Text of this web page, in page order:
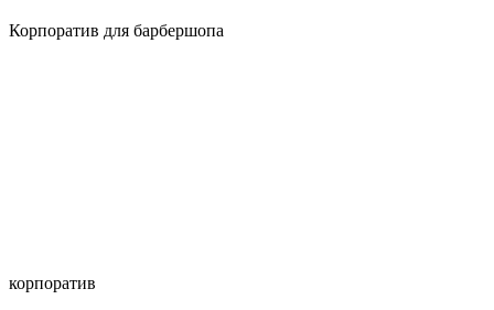
Корпоратив для барбершопа
корпоратив